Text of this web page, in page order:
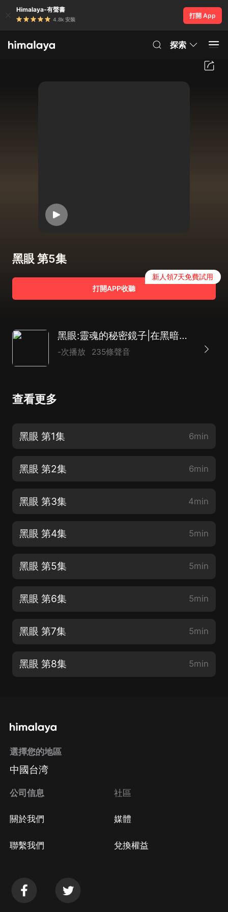
Himalaya-有聲書
4.8k 安裝
打開 App
探索
黑眼 第5集
打開APP收聽
新人領7天免費試用
黑眼:靈魂的秘密鏡子|在黑暗中凝視&用愛治愈生命|精品多播|奇幻言情
-次播放 235條聲音
查看更多
黑眼 第1集 6min
黑眼 第2集 6min
黑眼 第3集 4min
黑眼 第4集 5min
黑眼 第5集 5min
黑眼 第6集 5min
黑眼 第7集 5min
黑眼 第8集 5min
選擇您的地區
中國台湾
公司信息
關於我們
聯繫我們
社區
媒體
兌換權益